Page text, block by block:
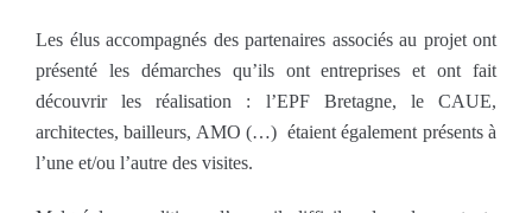
Les élus accompagnés des partenaires associés au projet ont
présenté les démarches qu’ils ont entreprises et ont fait
découvrir les réalisation : l’EPF Bretagne, le CAUE,
architectes, bailleurs, AMO (…) étaient également présents à
l’une et/ou l’autre des visites.